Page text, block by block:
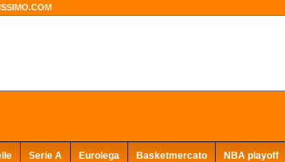
Serie A Eurolega Basketmercato NBA playoff